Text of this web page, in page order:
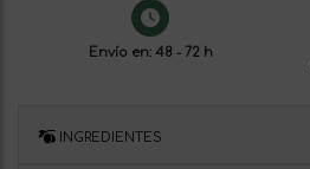
Envío en: 48 - 72 h
INGREDIENTES